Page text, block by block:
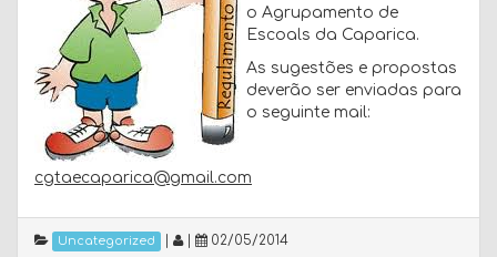
o Agrupamento de
Escoals da Caparica.
As sugestões e propostas
deverão ser enviadas para
o seguinte mail:
cgtaecaparica@gmail.com
Uncategorized 02/05/2014